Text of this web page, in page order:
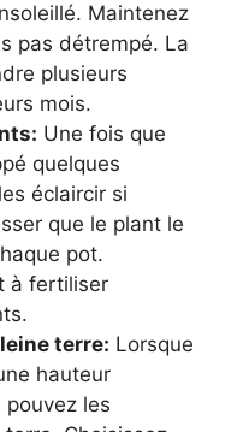
Maintenez
pas détrempé. La
plusieurs
mois.
Une fois que
quelques
éclaircir si
que le plant le
pot.
à fertiliser
terre: Lorsque
hauteur
pouvez les